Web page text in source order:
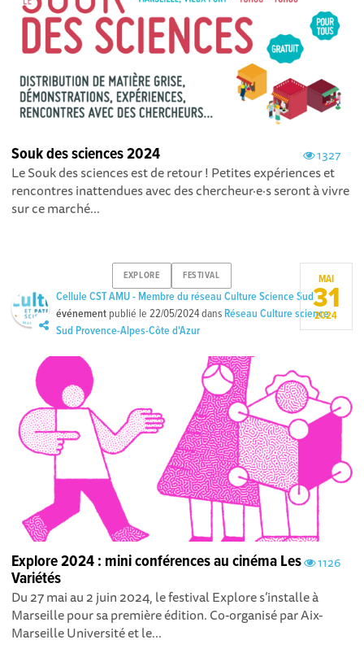
1327
Souk des sciences 2024
Le Souk des sciences est de retour ! Petites expériences et
rencontres inattendues avec des chercheur·e·s seront à vivre
sur ce marché...
EXPLORE FESTIVAL
Cellule CST AMU - Membre du réseau Culture Science Sud
événement publié le22/05/2024dans Réseau Culture science
Sud Provence-Alpes-Côte d'Azur
MAI
31
2024
1126
Explore 2024 : mini conférences au cinéma Les
Variétés
Du 27 mai au 2 juin 2024, le festival Explore s’installe à
Marseille pour sa première édition. Co-organisé par Aix-
Marseille Université et le...